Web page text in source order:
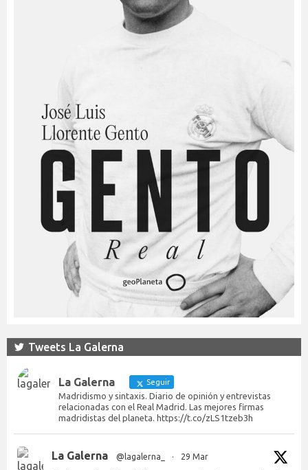
Tweets La Galerna
La Galerna Seguir
Madridismo y sintaxis. Diario de opinión y entrevistas
relacionadas con el Real Madrid. Las mejores firmas
madridistas del planeta. https://t.co/zLS1tzeb3h
La Galerna @lagalerna_ · 29 Mar